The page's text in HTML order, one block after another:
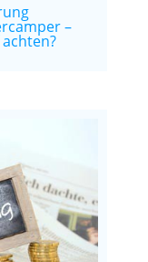
–